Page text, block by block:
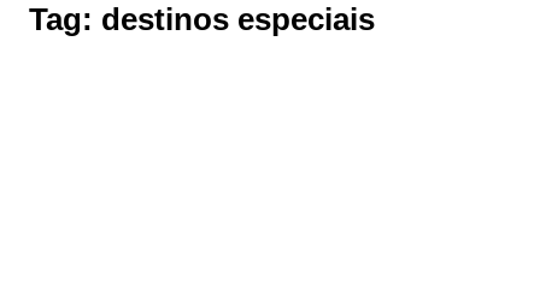
Tag: destinos especiais